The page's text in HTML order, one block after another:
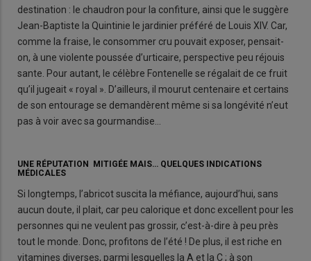
destination : le chaudron pour la confiture, ainsi que le suggère
Jean-Baptiste la Quintinie le jardinier préféré de Louis XIV. Car,
comme la fraise, le consommer cru pouvait exposer, pensait-
on, à une violente poussée d’urticaire, perspective peu réjouis
sante. Pour autant, le célèbre Fontenelle se régalait de ce fruit
qu’il jugeait « royal ». D’ailleurs, il mourut centenaire et certains
de son entourage se demandèrent même si sa longévité n’eut
pas à voir avec sa gourmandise…
UNE RÉPUTATION MITIGÉE MAIS… QUELQUES INDICATIONS
MÉDICALES
Si longtemps, l’abricot suscita la méfiance, aujourd’hui, sans
aucun doute, il plait, car peu calorique et donc excellent pour les
personnes qui ne veulent pas grossir, c’est-à-dire à peu près
tout le monde. Donc, profitons de l’été ! De plus, il est riche en
vitamines diverses, parmi lesquelles la A et la C ; à son